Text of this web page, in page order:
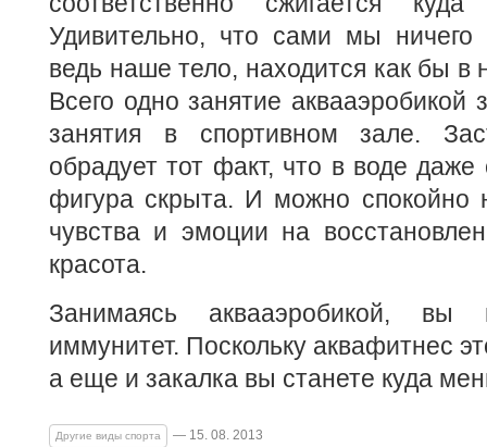
Удивительно, что сами мы ничего
ведь наше тело, находится как бы в
Всего одно занятие аквааэробикой
занятия в спортивном зале.
обрадует тот факт, что в воде
фигура скрыта. И можно спокойно
чувства и эмоции на
красота.
Занимаясь аквааэробикой, вы
иммунитет. Поскольку аквафитнес
а еще и закалка вы станете куда
Другие виды спорта — 15. 08. 2013